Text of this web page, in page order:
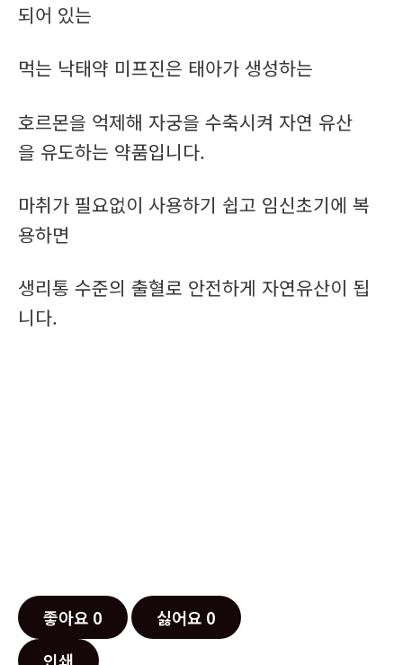
되어 있는
먹는 낙태약 미프진은 태아가 생성하는
호르몬을 억제해 자궁을 수축시켜 자연 유산
을 유도하는 약품입니다.
마취가 필요없이 사용하기 쉽고 임신초기에 복
용하면
생리통 수준의 출혈로 안전하게 자연유산이 됩
니다.
좋아요 0 싫어요 0
인쇄